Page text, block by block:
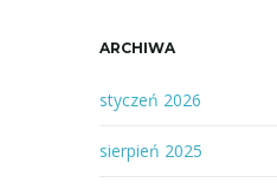
ARCHIWA
styczeń 2026
sierpień 2025